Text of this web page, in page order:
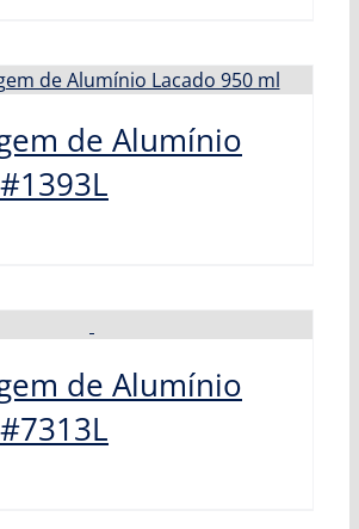
de Alumínio
de Alumínio